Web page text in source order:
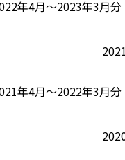
年4月～2023年3月分
年4月～2022年3月分